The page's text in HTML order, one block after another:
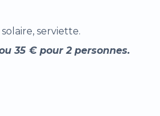
serviette.
35 € pour 2 personnes.